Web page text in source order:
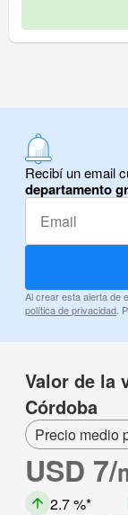
Recibí un email
departamento
Al crear esta alerta de
política de privacidad.
Valor de la
Córdoba
Precio medio
USD 7/
2.7 %